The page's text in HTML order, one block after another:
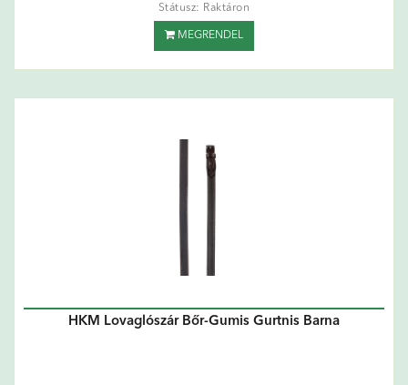
Státusz: Raktáron
MEGRENDEL
HKM Lovaglószár Bőr-Gumis Gurtnis Barna